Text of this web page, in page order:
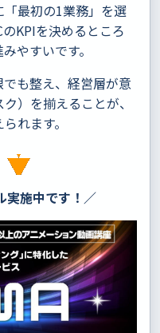
最初の1業務」を選
KPIを決めるところ
やすいです。
も整え、経営層が意
）を揃えることが、
れます。
実施中です！／